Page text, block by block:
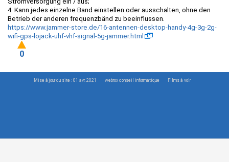
4. Kann jedes einzelne Band einstellen oder ausschalten, ohne den
Betrieb der anderen frequenzbänd zu beeinflussen.
https://www.jammer-store.de/16-antennen-desktop-handy-4g-3g-2g-
wifi-gps-lojack-uhf-vhf-signal-5g-jammer.html
0
Mise à jour du site : 01 avr. 2021 webrox conseil informatique Films à voir